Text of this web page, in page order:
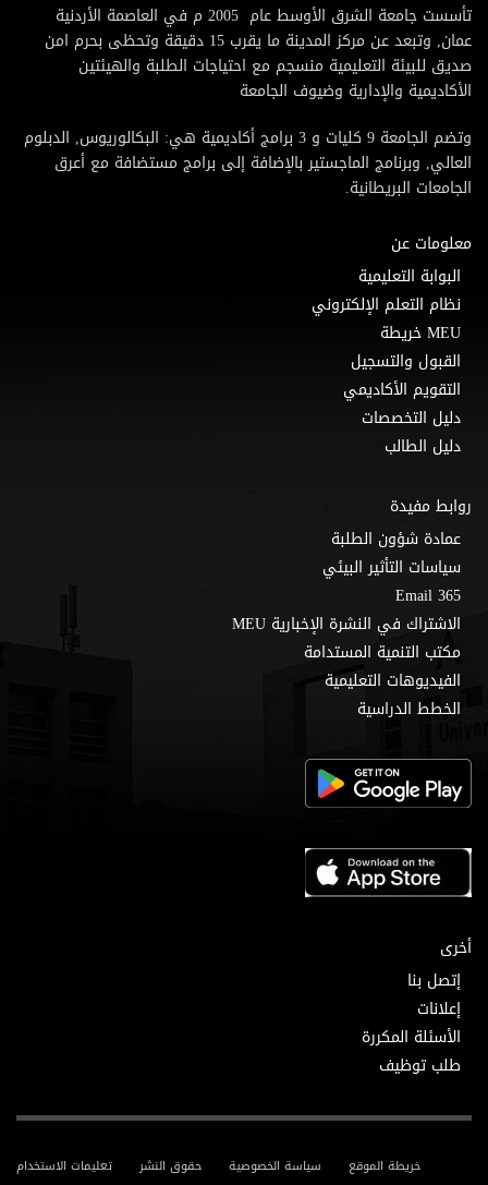
تأسست جامعة الشرق الأوسط عام 2005 م في العاصمة الأردنية
عمان, وتبعد عن مركز المدينة ما يقرب 15 دقيقة وتحظى بحرم امن
صديق للبيئة التعليمية منسجم مع احتياجات الطلبة والهيئتين
الأكاديمية والإدارية وضيوف الجامعة
وتضم الجامعة 9 كليات و 3 برامج أكاديمية هي: البكالوريوس, الدبلوم
العالي, وبرنامج الماجستير بالإضافة إلى برامج مستضافة مع أعرق
الجامعات البريطانية.
معلومات عن
البوابة التعليمية
نظام التعلم الإلكتروني
MEU خريطة
القبول والتسجيل
التقويم الأكاديمي
دليل التخصصات
دليل الطالب
روابط مفيدة
عمادة شؤون الطلبة
سياسات التأثير البيئي
Email 365
الاشتراك في النشرة الإخبارية MEU
مكتب التنمية المستدامة
الفيديوهات التعليمية
الخطط الدراسية
أخرى
إتصل بنا
إعلانات
الأسئلة المكررة
طلب توظيف
تعليمات الاستخدام حقوق النشر سياسة الخصوصية خريطة الموقع